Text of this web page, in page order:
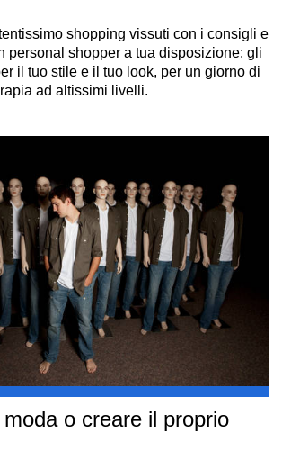
shopping vissuti con i consigli e
personal shopper a tua disposizione: gli
il tuo stile e il tuo look, per un giorno di
ad altissimi livelli.
o creare il proprio